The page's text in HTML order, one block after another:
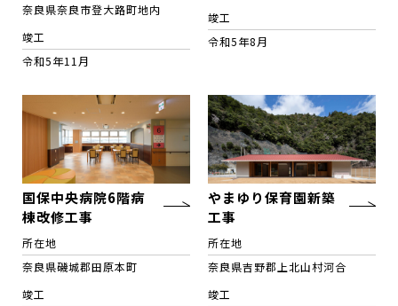
奈良県奈良市登大路町地内
竣工
令和5年11月
竣工
令和5年8月
国保中央病院6階病
棟改修工事
所在地
奈良県磯城郡田原本町
竣工
やまゆり保育園新築
工事
所在地
奈良県吉野郡上北山村河合
竣工